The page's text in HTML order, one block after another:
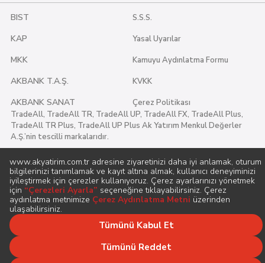
BIST
KAP
MKK
AKBANK T.A.Ş.
AKBANK SANAT
S.S.S.
Yasal Uyarılar
Kamuyu Aydınlatma Formu
KVKK
Çerez Politikası
TradeAll, TradeAll TR, TradeAll UP, TradeAll FX, TradeAll Plus,
TradeAll TR Plus, TradeAll UP Plus Ak Yatırım Menkul Değerler
A.Ş.’nin tescilli markalarıdır.
Copyright © 2026
musteri.memnuniyeti@akyatirim.com.tr
+90 212 334 94 94